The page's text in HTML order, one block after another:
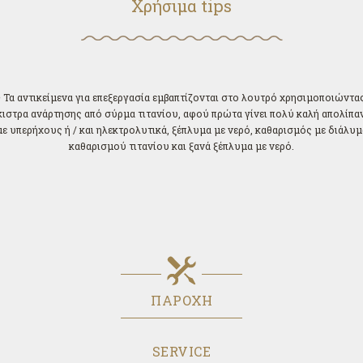
Χρήσιμα tips
Τα αντικείμενα για επεξεργασία εμβαπτίζονται στο λουτρό
ανάρτησης από σύρμα τιτανίου, αφού πρώτα γίνει πολύ καλή
υπερήχους ή / και ηλεκτρολυτικά, ξέπλυμα με νερό, καθαρισμός με
καθαρισμού τιτανίου και ξανά ξέπλυμα με νερό.
ΠΑΡΟΧΗ
SERVICE